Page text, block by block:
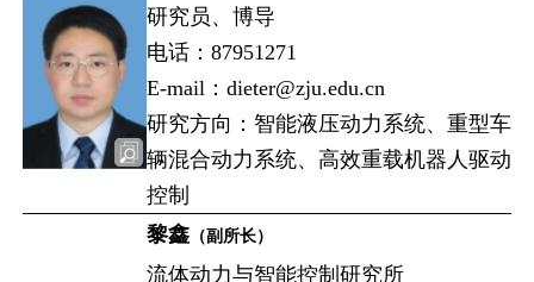
研究员、博导
电话：87951271
E-mail：dieter@zju.edu.cn
研究方向：智能液压动力系统、重型车
辆混合动力系统、高效重载机器人驱动
控制
黎鑫（副所长）
流体动力与智能控制研究所